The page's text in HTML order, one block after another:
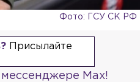
Фото: ГСУ СК РФ
Присылайте
Max!